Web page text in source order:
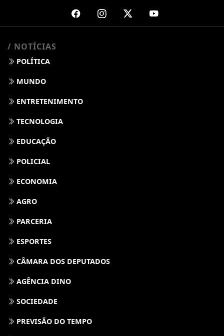
/ NOTÍCIAS
POLÍTICA
MUNDO
ENTRETENIMENTO
TECNOLOGIA
EDUCAÇÃO
POLICIAL
ECONOMIA
AGRO
PARCERIA
ESPORTES
CÂMARA DOS DEPUTADOS
AGÊNCIA DINO
SOCIEDADE
PREVISÃO DO TEMPO